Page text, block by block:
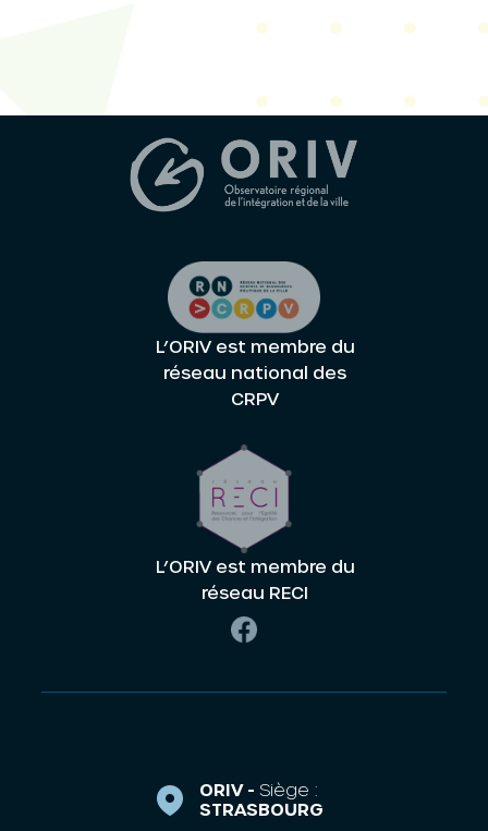
L’ORIV est membre du
réseau national des
CRPV
L’ORIV est membre du
réseau RECI
ORIV - Siège :
STRASBOURG